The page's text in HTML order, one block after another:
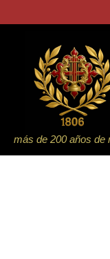
más de 200 años de